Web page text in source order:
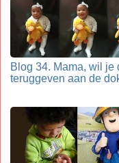
Blog 34. Mama, wil je
teruggeven aan de